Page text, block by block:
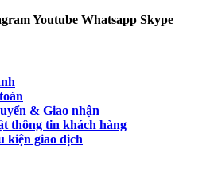
Youtube Whatsapp Skype
& Giao nhận
thông tin khách hàng
kiện giao dịch